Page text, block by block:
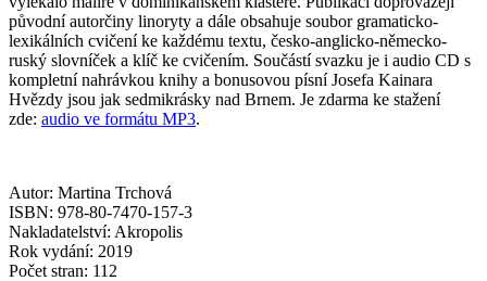
původní autorčiny linoryty a dále obsahuje soubor gramaticko-
lexikálních cvičení ke každému textu, česko-anglicko-německo-
ruský slovníček a klíč ke cvičením. Součástí svazku je i audio CD s
kompletní nahrávkou knihy a bonusovou písní Josefa Kainara
Hvězdy jsou jak sedmikrásky nad Brnem. Je zdarma ke stažení
zde: audio ve formátu MP3.
Autor: Martina Trchová
ISBN: 978-80-7470-157-3
Nakladatelství: Akropolis
Rok vydání: 2019
Počet stran: 112